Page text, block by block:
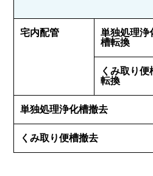
宅内配管
単独処理浄
槽転換
くみ取り便
転換
単独処理浄化槽撤去
くみ取り便槽撤去